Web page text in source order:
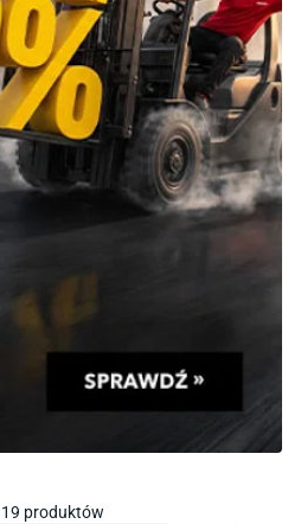
19 produktów